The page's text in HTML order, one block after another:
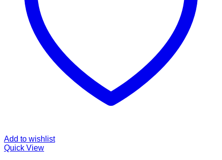
Add to wishlist
Quick View